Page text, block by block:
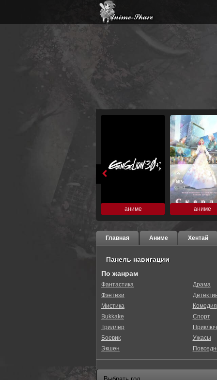
аниме аниме
Главная Аниме Хентай
Панель навигации
По жанрам
Фантастика
Фэнтези
Мистика
Bukkake
Триллер
Боевик
Экшен
Драма
Комедия
Спорт
Ужасы